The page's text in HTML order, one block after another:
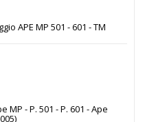
APE MP 501 - 601 - TM
- P. 501 - P. 601 - Ape